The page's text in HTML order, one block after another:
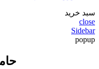
سبد خرید
close
Sidebar
popup